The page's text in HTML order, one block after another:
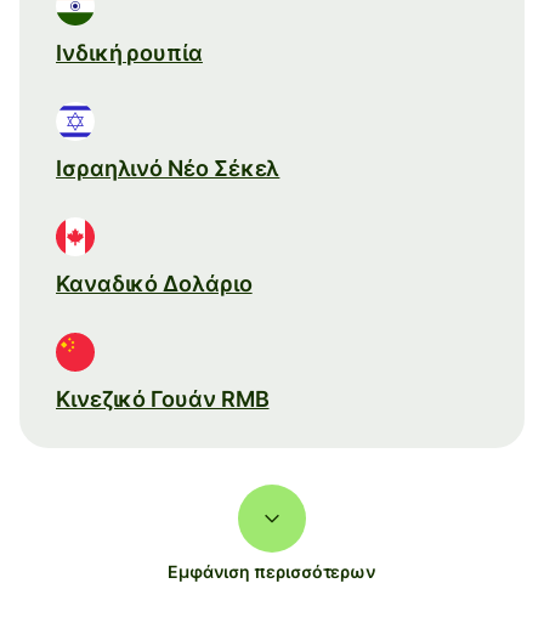
Ινδική ρουπία
Ισραηλινό Νέο Σέκελ
Καναδικό Δολάριο
Κινεζικό Γουάν RMB
Εμφάνιση περισσότερων